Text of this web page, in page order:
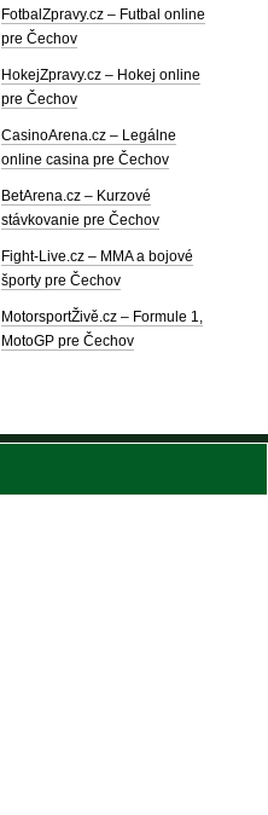
FotbalZpravy.cz – Futbal online
pre Čechov
HokejZpravy.cz – Hokej online
pre Čechov
CasinoArena.cz – Legálne
online casina pre Čechov
BetArena.cz – Kurzové
stávkovanie pre Čechov
Fight-Live.cz – MMA a bojové
športy pre Čechov
MotorsportŽivě.cz – Formule 1,
MotoGP pre Čechov